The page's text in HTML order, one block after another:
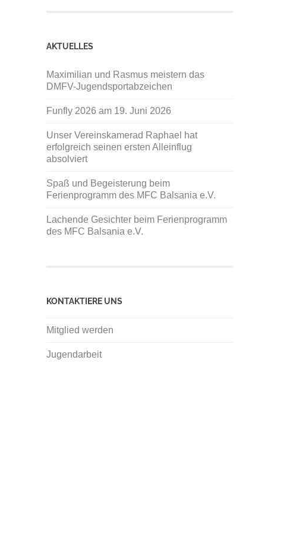
AKTUELLES
Maximilian und Rasmus meistern das
DMFV-Jugendsportabzeichen
Funfly 2026 am 19. Juni 2026
Unser Vereinskamerad Raphael hat
erfolgreich seinen ersten Alleinflug
absolviert
Spaß und Begeisterung beim
Ferienprogramm des MFC Balsania e.V.
Lachende Gesichter beim Ferienprogramm
des MFC Balsania e.V.
KONTAKTIERE UNS
Mitglied werden
Jugendarbeit